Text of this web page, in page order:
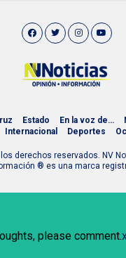
Estado En la voz de…
Internacional
Deportes
derechos reservados. NV
® es una marca
please comment.